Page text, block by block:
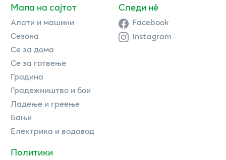
Мапа на сајтот
Алати и машини
Сезона
Се за дома
Се за готвење
Градина
Градежништво и бои
Ладење и греење
Бањи
Електрика и водовод
Политики
Следи нè
Facebook
Instagram